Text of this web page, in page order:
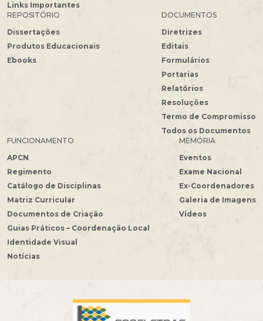
Links Importantes
REPOSITÓRIO
Dissertações
Produtos Educacionais
Ebooks
DOCUMENTOS
Diretrizes
Editais
Formulários
Portarias
Relatórios
Resoluções
Termo de Compromisso
Todos os Documentos
FUNCIONAMENTO
APCN
Regimento
Catálogo de Disciplinas
Matriz Curricular
Documentos de Criação
Guias Práticos – Coordenação Local
Identidade Visual
MEMÓRIA
Eventos
Exame Nacional
Ex-Coordenadores
Galeria de Imagens
Vídeos
Notícias